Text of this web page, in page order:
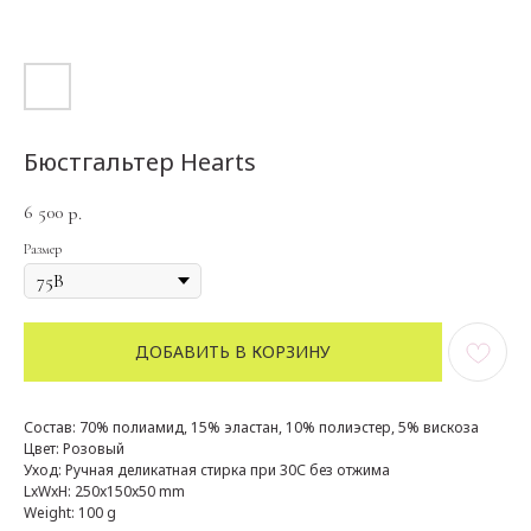
Бюстгальтер Hearts
6 500 р.
Размер
ДОБАВИТЬ В КОРЗИНУ
Состав: 70% полиамид, 15% эластан, 10% полиэстер, 5% вискоза
Цвет: Розовый
Уход: Ручная деликатная стирка при 30С без отжима
LxWxH: 250x150x50 mm
Weight: 100 g